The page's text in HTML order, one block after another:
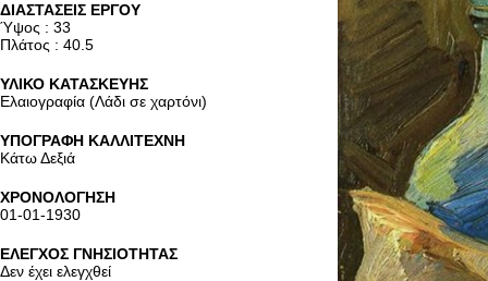
ΔΙΑΣΤΑΣΕΙΣ ΕΡΓΟΥ
Ύψος : 33
Πλάτος : 40.5
ΥΛΙΚΟ ΚΑΤΑΣΚΕΥΗΣ
Ελαιογραφία (Λάδι σε χαρτόνι)
ΥΠΟΓΡΑΦΗ ΚΑΛΛΙΤΕΧΝΗ
Κάτω Δεξιά
ΧΡΟΝΟΛΟΓΗΣΗ
01-01-1930
ΕΛΕΓΧΟΣ ΓΝΗΣΙΟΤΗΤΑΣ
Δεν έχει ελεγχθεί